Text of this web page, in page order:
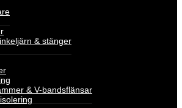
& stänger
& V-bandsflänsar